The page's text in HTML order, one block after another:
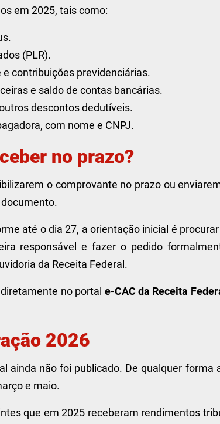
em 2025, tais como:
(PLR).
e contribuições previdenciárias.
e saldo de contas bancárias.
descontos dedutíveis.
com nome e CNPJ.
no prazo?
o comprovante no prazo ou
até o dia 27, a orientação inicial é
responsável e fazer o pedido
da Receita Federal.
no portal e-CAC da Receita
2026
ainda não foi publicado. De qualquer forma
e maio.
que em 2025 receberam rendimentos